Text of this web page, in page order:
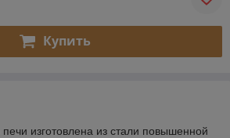
Купить
изготовлена из стали повышенной